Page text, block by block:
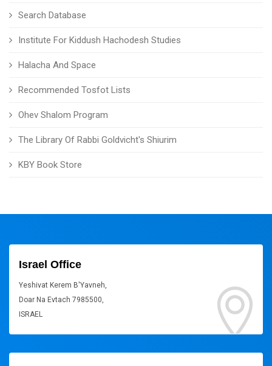
Search Database
Institute For Kiddush Hachodesh Studies
Halacha And Space
Recommended Tosfot Lists
Ohev Shalom Program
The Library Of Rabbi Goldvicht's Shiurim
KBY Book Store
Israel Office
Yeshivat Kerem B'Yavneh,
Doar Na Evtach 7985500,
ISRAEL